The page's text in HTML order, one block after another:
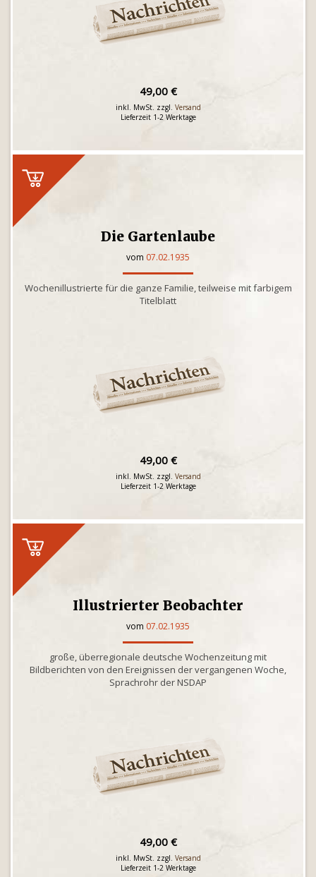
49,00 €
inkl. MwSt. zzgl. Versand
Lieferzeit 1-2 Werktage
Die Gartenlaube
vom 07.02.1935
Wochenillustrierte für die ganze Familie, teilweise mit farbigem
Titelblatt
49,00 €
inkl. MwSt. zzgl. Versand
Lieferzeit 1-2 Werktage
Illustrierter Beobachter
vom 07.02.1935
große, überregionale deutsche Wochenzeitung mit
Bildberichten von den Ereignissen der vergangenen Woche,
Sprachrohr der NSDAP
49,00 €
inkl. MwSt. zzgl. Versand
Lieferzeit 1-2 Werktage